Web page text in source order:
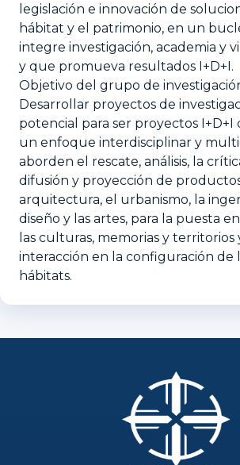
legislación e innovación de
hábitat y el patrimonio, en un
integre investigación, academia y
y que promueva resultados I+D+I.
Objetivo del grupo de
Desarrollar proyectos de
potencial para ser proyectos I+D+I
un enfoque interdisciplinar y
aborden el rescate, análisis, la
difusión y proyección de
arquitectura, el urbanismo, la
diseño y las artes, para la puesta
las culturas, memorias y territorios
interacción en la configuración de
hábitats.